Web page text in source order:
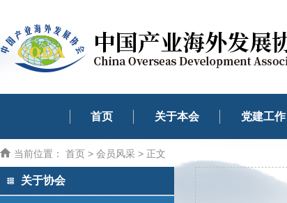
首页 关于本会 党建工作
当前位置： 首页 > 会员风采 > 正文
关于协会